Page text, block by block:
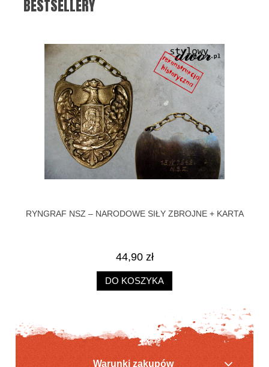
BESTSELLERY
RYNGRAF NSZ – NARODOWE SIŁY ZBROJNE + KARTA
44,90 zł
DO KOSZYKA
Warunki zakupów